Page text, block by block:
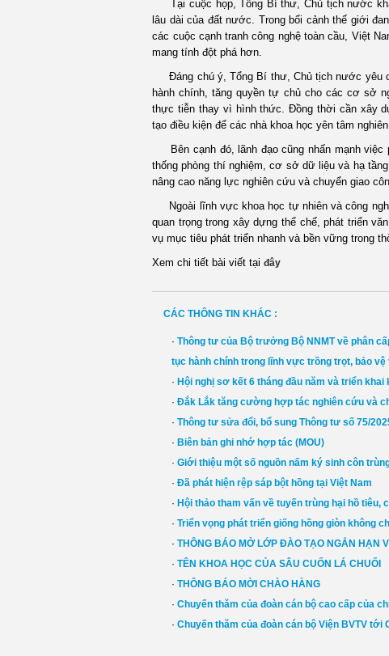
Tại cuộc họp, Tổng Bí thư, Chủ tịch nước
lâu dài của đất nước. Trong bối cảnh thế giới
các cuộc cạnh tranh công nghệ toàn cầu, Việt
mang tính đột phá hơn.
Đáng chú ý, Tổng Bí thư, Chủ tịch nước yêu
hành chính, tăng quyền tự chủ cho các cơ sở
thực tiễn thay vì hình thức. Đồng thời cần xây
tạo điều kiện để các nhà khoa học yên tâm
Bên cạnh đó, lãnh đạo cũng nhấn mạnh việc
thống phòng thí nghiệm, cơ sở dữ liệu và hạ
nâng cao năng lực nghiên cứu và chuyển giao
Ngoài lĩnh vực khoa học tự nhiên và công
quan trọng trong xây dựng thể chế, phát triển
vụ mục tiêu phát triển nhanh và bền vững trong
Xem chi tiết bài viết tạiđây
CÁC THÔNG TIN KHÁC :
· Thông tư của Bộ trưởng Bộ NNMT về phân
tục hành chính trong lĩnh vực trồng trọt, bảo
· Hội nghị sơ kết 6 tháng đầu năm và triển
· Đắk Lắk tăng cường hợp tác nghiên cứu và
· Thông tư sửa đổi, bổ sung Thông tư số 75/
· Biên bản ghi nhớ hợp tác (MOU)
· Giới thiệu một số nguồn nấm ký sinh côn
· Đã phát hiện rệp sáp bột hồng tại Việt Nam
· Hội thảo tham vấn về tuyến trùng hại hồ tiêu,
· Triển vọng phát triển giống hồng giòn không
· THÔNG BÁO MỞ LỚP ĐÀO TẠO NGẮN HẠN
· TÊN KHOA HỌC CỦA SÂU CUỐN LÁ CHUỐI
· THÔNG BÁO MỜI CHÀO HÀNG
· Chuyến thăm của đoàn cán bộ cao cấp của
· Chuyến thăm của đoàn cán bộ Viện BVTV tới